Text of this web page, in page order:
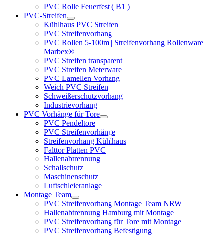
PVC Rolle Feuerfest ( B1 )
PVC-Streifen
Kühlhaus PVC Streifen
PVC Streifenvorhang
PVC Rollen 5-100m | Streifenvorhang Rollenware |
Marbex®
PVC Streifen transparent
PVC Streifen Meterware
PVC Lamellen Vorhang
Weich PVC Streifen
Schweißerschutzvorhang
Industrievorhang
PVC Vorhänge für Tore
PVC Pendeltore
PVC Streifenvorhänge
Streifenvorhang Kühlhaus
Falttor Platten PVC
Hallenabtrennung
Schallschutz
Maschinenschutz
Luftschleieranlage
Montage Team
PVC Streifenvorhang Montage Team NRW
Hallenabtrennung Hamburg mit Montage
PVC Streifenvorhang für Tore mit Montage
PVC Streifenvorhang Befestigung